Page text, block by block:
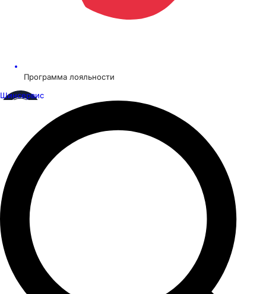
Программа лояльности
Шинсервис